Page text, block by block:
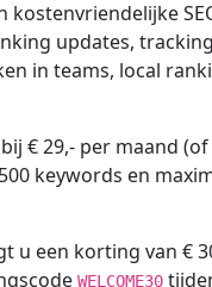
kostenvriendelijke
updates,
in teams, local
€ 29,- per maand (of
keywords en
u een korting van €
WELCOME30